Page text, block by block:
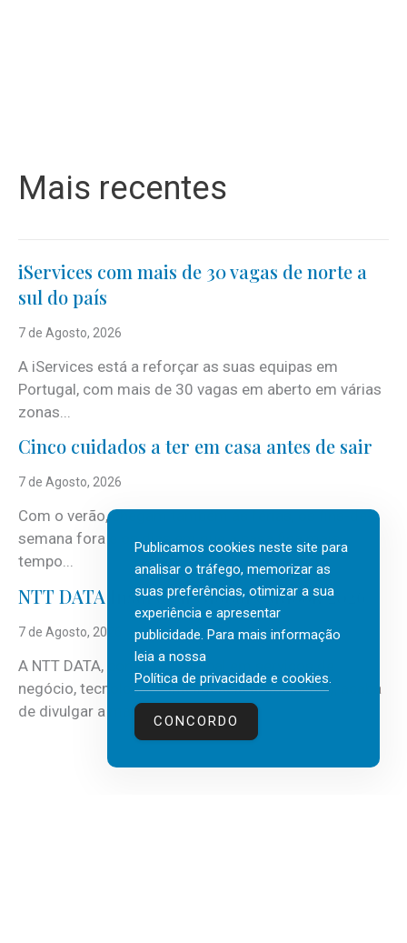
Mais recentes
iServices com mais de 30 vagas de norte a
sul do país
7 de Agosto, 2026
A iServices está a reforçar as suas equipas em
Portugal, com mais de 30 vagas em aberto em várias
zonas...
Cinco cuidados a ter em casa antes de sair
7 de Agosto, 2026
Com o verão, chegam também as férias, os fins-de-
semana fora e os dias em que a casa fica mais
tempo...
NTT DATA Insurtech Global Outlook 2026
7 de Agosto, 2026
A NTT DATA, consultora global em serviços de
negócio, tecnologia e inteligência artificial (IA), acaba
de divulgar a mais recente...
Publicamos cookies neste site para
analisar o tráfego, memorizar as
suas preferências, otimizar a sua
experiência e apresentar
publicidade. Para mais informação
leia a nossa
Política de privacidade e cookies.
CONCORDO